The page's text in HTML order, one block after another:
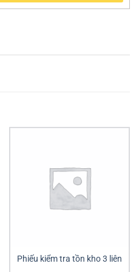
Phiếu kiểm tra tồn kho 3 liên